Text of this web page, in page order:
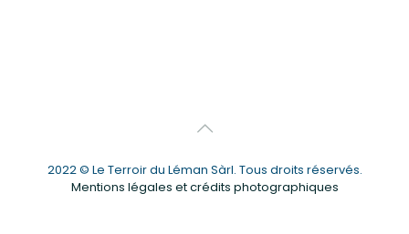
2022 © Le Terroir du Léman Sàrl. Tous droits réservés.
Mentions légales et crédits photographiques